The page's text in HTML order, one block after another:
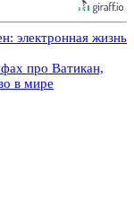
электронная жизнь
про Ватикан,
в мире